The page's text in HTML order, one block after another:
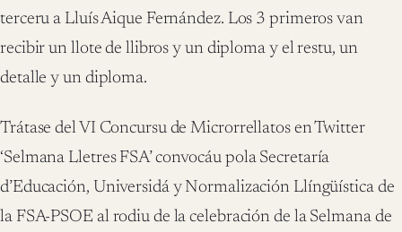
terceru a Lluís Aique Fernández. Los 3 primeros van
recibir un llote de llibros y un diploma y el restu, un
detalle y un diploma.
Trátase del VI Concursu de Microrrellatos en Twitter
‘Selmana Lletres FSA’ convocáu pola Secretaría
d’Educación, Universidá y Normalización Llíngüística de
la FSA-PSOE al rodiu de la celebración de la Selmana de